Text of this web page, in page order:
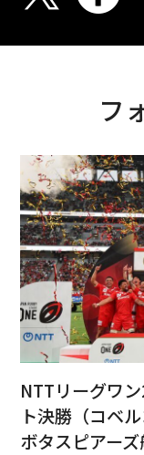
フ
NTTリーグワ
ト決勝（コベ
ボタスピアーズ